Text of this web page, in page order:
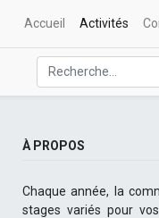
Accueil Activités
À PROPOS
Chaque année, la
stages variés pour